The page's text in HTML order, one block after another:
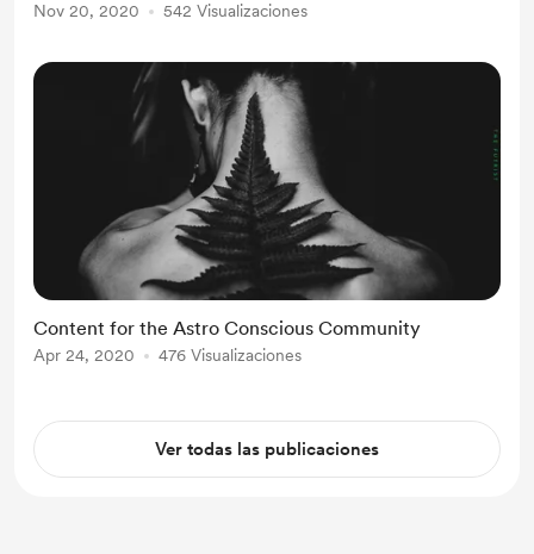
Nov 20, 2020 542 Visualizaciones
Content for the Astro Conscious Community
Apr 24, 2020 476 Visualizaciones
Ver todas las publicaciones